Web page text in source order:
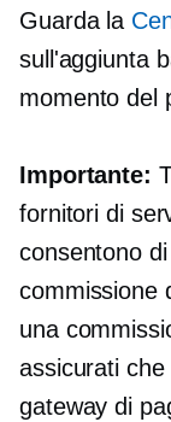
Guarda la
sull'aggiunta
momento del
Importante:
fornitori di
consentono
commissione
una
assicurati che
gateway di